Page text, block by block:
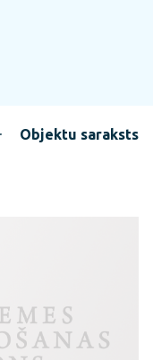
Objektu saraksts